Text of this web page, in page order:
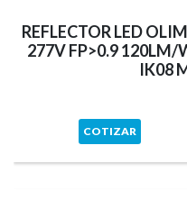
REFLECTOR LED
277V FP>0.9 120LM/
IK08
COTIZAR